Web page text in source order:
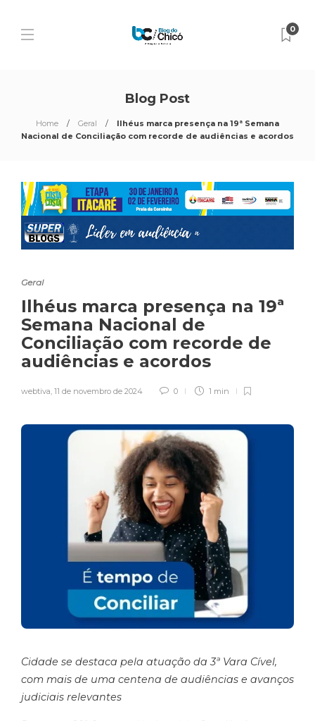
0
Blog Post
Home Geral
Ilhéus marca presença na 19ª Semana
Nacional de Conciliação com recorde de audiências e acordos
Geral
Ilhéus marca presença na 19ª
Semana Nacional de
Conciliação com recorde de
audiências e acordos
webtiva, 11 de novembro de 2024 0 1 min
Cidade se destaca pela atuação da 3ª Vara Cível,
com mais de uma centena de audiências e avanços
judiciais relevantes